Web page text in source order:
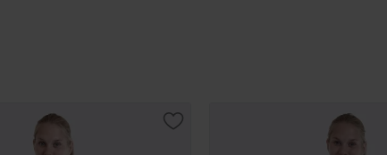
Lägg till i favoriter